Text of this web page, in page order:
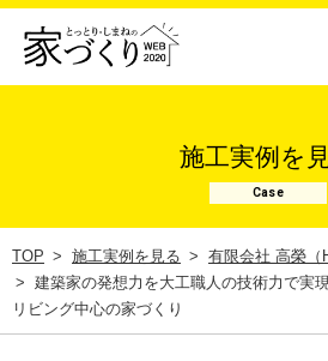
施工実例を
Case
TOP 施工実例を見る
有限会社 高榮（
建築家の発想力を大工職人の技術力で
リビング中心の家づくり